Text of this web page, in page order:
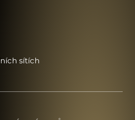
sítích